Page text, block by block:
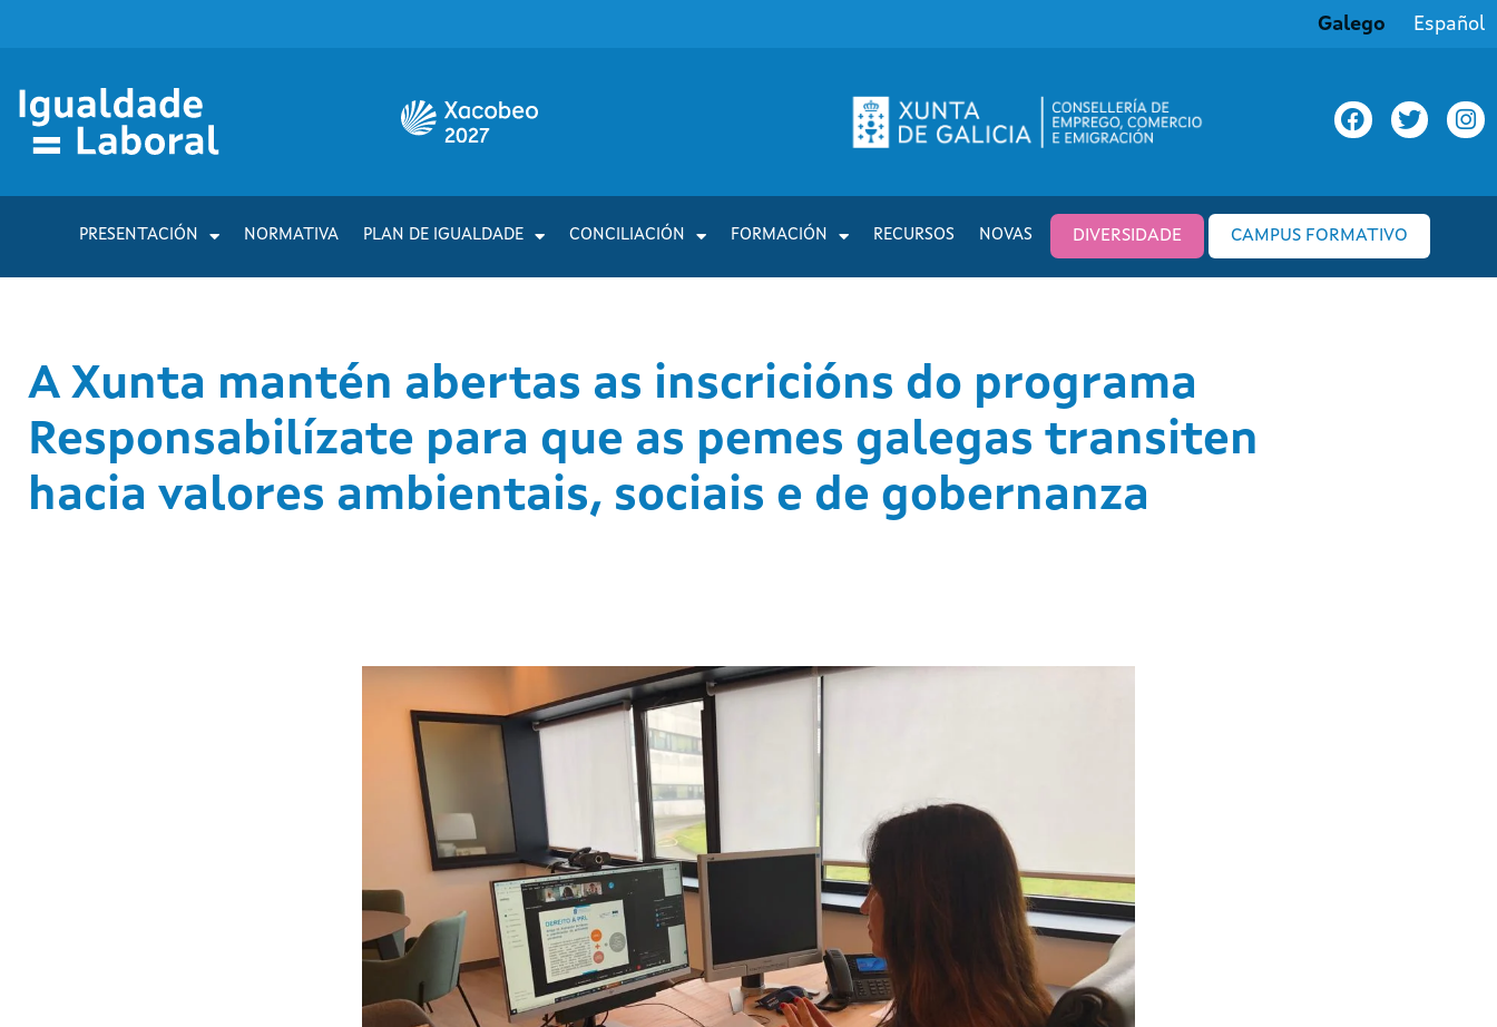
Galego Español
PRESENTACIÓN NORMATIVA PLAN DE IGUALDADE CONCILIACIÓN FORMACIÓN RECURSOS NOVAS DIVERSIDADE CAMPUS FORMATIVO
A Xunta mantén abertas as inscricións do programa
Responsabilízate para que as pemes galegas transiten
hacia valores ambientais, sociais e de gobernanza